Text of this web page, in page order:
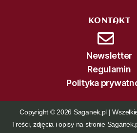
KONTAKT
Newsletter
Regulamin
Polityka
Copyright © 2026 Saganek.pl |
Treści, zdjęcia i opisy na stronie